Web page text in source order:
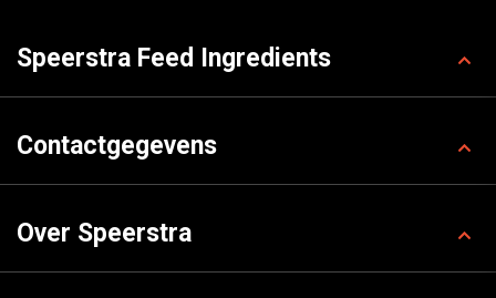
Speerstra Feed Ingredients
Contactgegevens
Over Speerstra